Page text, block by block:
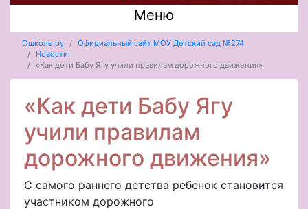
Меню
Ошколе.ру
Официальный сайт МОУ Детский сад №274
Новости
«Как дети Бабу Ягу учили правилам дорожного движения»
«Как дети Бабу Ягу
учили правилам
дорожного движения»
С самого раннего детства ребенок становится
участником дорожного